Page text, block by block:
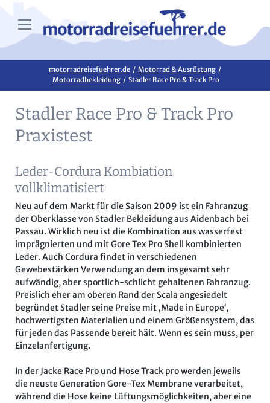
motorradreisefuehrer.de
Motorrad & Ausrüstung
Motorradbekleidung
Stadler Race Pro & Track Pro
Stadler Race Pro & Track Pro
Praxistest
Leder-Cordura Kombiation
vollklimatisiert
Neu auf dem Markt für die Saison 2009 ist ein Fahranzug
der Oberklasse von Stadler Bekleidung aus Aidenbach bei
Passau. Wirklich neu ist die Kombination aus wasserfest
imprägnierten und mit Gore Tex Pro Shell kombinierten
Leder. Auch Cordura findet in verschiedenen
Gewebestärken Verwendung an dem insgesamt sehr
aufwändig, aber sportlich-schlicht gehaltenen Fahranzug.
Preislich eher am oberen Rand der Scala angesiedelt
begründet Stadler seine Preise mit ‚Made in Europe‘,
hochwertigsten Materialien und einem Größensystem, das
für jeden das Passende bereit hält. Wenn es sein muss, per
Einzelanfertigung.
In der Jacke Race Pro und Hose Track pro werden jeweils
die neuste Generation Gore-Tex Membrane verarbeitet,
während die Hose keine Lüftungsmöglichkeiten, aber eine